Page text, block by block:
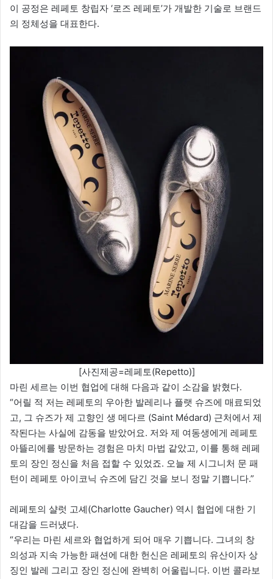
이 공정은 레페토 창립자 ‘로즈 레페토’가 개발한 기술로 브랜드
의 정체성을 대표한다.
[사진제공=레페토(Repetto)]
마린 세르는 이번 협업에 대해 다음과 같이 소감을 밝혔다.
“어릴 적 저는 레페토의 우아한 발레리나 플랫 슈즈에 매료되었
고, 그 슈즈가 제 고향인 생 메다르 (Saint Médard) 근처에서 제
작된다는 사실에 감동을 받았어요. 저와 제 여동생에게 레페토
아뜰리에를 방문하는 경험은 마치 마법 같았고, 이를 통해 레페
토의 장인 정신을 처음 접할 수 있었죠. 오늘 제 시그니처 문 패
턴이 레페토 아이코닉 슈즈에 담긴 것을 보니 정말 기쁩니다.”
레페토의 샬럿 고셰(Charlotte Gaucher) 역시 협업에 대한 기
대감을 드러냈다.
“우리는 마린 세르와 협업하게 되어 매우 기쁩니다. 그녀의 창
의성과 지속 가능한 패션에 대한 헌신은 레페토의 유산이자 상
징인 발레 그리고 장인 정신에 완벽히 어울립니다. 이번 콜라보